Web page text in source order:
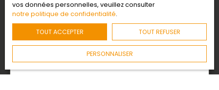
vos données personnelles, veuillez consulter
notre politique de confidentialité.
TOUT ACCEPTER TOUT REFUSER
PERSONNALISER